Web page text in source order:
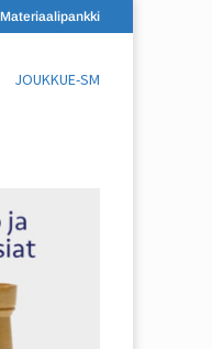
Materiaalipankki
JOUKKUE-SM